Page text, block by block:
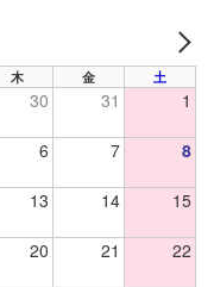
木 金 土
30 31 1
6 7 8
13 14 15
20 21 22